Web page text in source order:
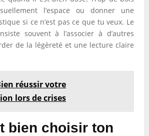
l’espace ou donner une
si ce n’est pas ce que tu veux. Le
souvent à l’associer à d’autres
de la légèreté et une lecture claire
réussir votre
lors de crises
bien choisir ton